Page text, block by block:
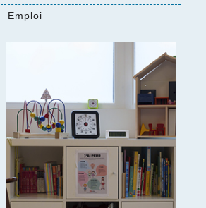
Emploi